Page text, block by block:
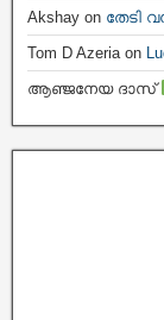
Akshay on തേടി
Tom D Azeria on
ആഞ്ജനേയ ദാസ്